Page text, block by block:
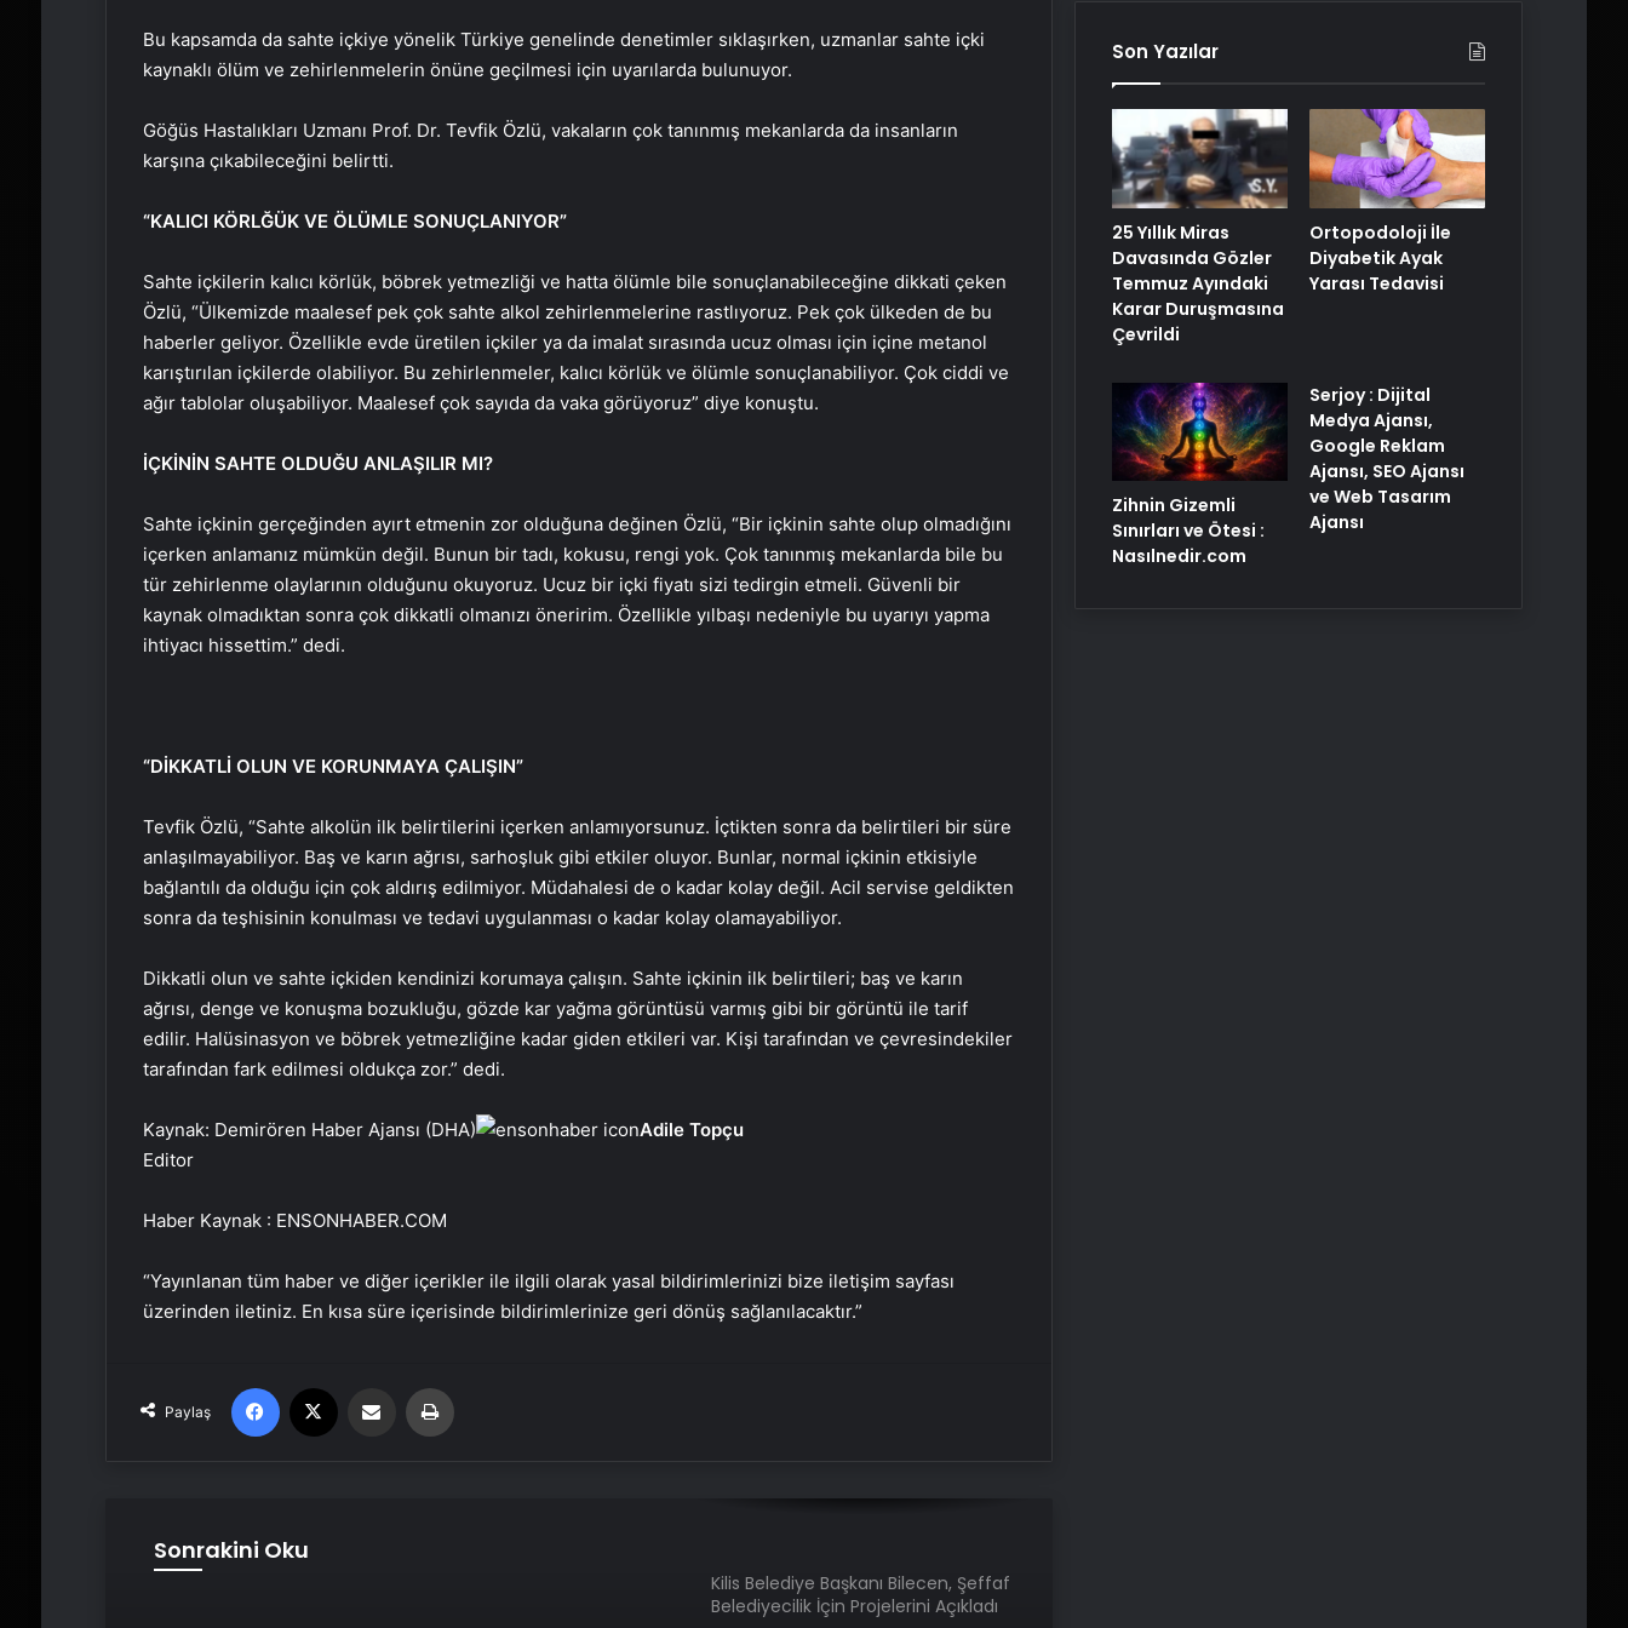
Bu kapsamda da sahte içkiye yönelik Türkiye genelinde denetimler sıklaşırken, uzmanlar sahte içki
kaynaklı ölüm ve zehirlenmelerin önüne geçilmesi için uyarılarda bulunuyor.
Göğüs Hastalıkları Uzmanı Prof. Dr. Tevfik Özlü, vakaların çok tanınmış mekanlarda da insanların
karşına çıkabileceğini belirtti.
“KALICI KÖRLĞÜK VE ÖLÜMLE SONUÇLANIYOR”
Sahte içkilerin kalıcı körlük, böbrek yetmezliği ve hatta ölümle bile sonuçlanabileceğine dikkati çeken
Özlü, “Ülkemizde maalesef pek çok sahte alkol zehirlenmelerine rastlıyoruz. Pek çok ülkeden de bu
haberler geliyor. Özellikle evde üretilen içkiler ya da imalat sırasında ucuz olması için içine metanol
karıştırılan içkilerde olabiliyor. Bu zehirlenmeler, kalıcı körlük ve ölümle sonuçlanabiliyor. Çok ciddi ve
ağır tablolar oluşabiliyor. Maalesef çok sayıda da vaka görüyoruz” diye konuştu.
İÇKİNİN SAHTE OLDUĞU ANLAŞILIR MI?
Sahte içkinin gerçeğinden ayırt etmenin zor olduğuna değinen Özlü, “Bir içkinin sahte olup olmadığını
içerken anlamanız mümkün değil. Bunun bir tadı, kokusu, rengi yok. Çok tanınmış mekanlarda bile bu
tür zehirlenme olaylarının olduğunu okuyoruz. Ucuz bir içki fiyatı sizi tedirgin etmeli. Güvenli bir
kaynak olmadıktan sonra çok dikkatli olmanızı öneririm. Özellikle yılbaşı nedeniyle bu uyarıyı yapma
ihtiyacı hissettim.” dedi.
“DİKKATLİ OLUN VE KORUNMAYA ÇALIŞIN”
Tevfik Özlü, “Sahte alkolün ilk belirtilerini içerken anlamıyorsunuz. İçtikten sonra da belirtileri bir süre
anlaşılmayabiliyor. Baş ve karın ağrısı, sarhoşluk gibi etkiler oluyor. Bunlar, normal içkinin etkisiyle
bağlantılı da olduğu için çok aldırış edilmiyor. Müdahalesi de o kadar kolay değil. Acil servise geldikten
sonra da teşhisinin konulması ve tedavi uygulanması o kadar kolay olamayabiliyor.
Dikkatli olun ve sahte içkiden kendinizi korumaya çalışın. Sahte içkinin ilk belirtileri; baş ve karın
ağrısı, denge ve konuşma bozukluğu, gözde kar yağma görüntüsü varmış gibi bir görüntü ile tarif
edilir. Halüsinasyon ve böbrek yetmezliğine kadar giden etkileri var. Kişi tarafından ve çevresindekiler
tarafından fark edilmesi oldukça zor.” dedi.
Kaynak: Demirören Haber Ajansı (DHA)
Adile Topçu
Editor
Haber Kaynak : ENSONHABER.COM
“Yayınlanan tüm haber ve diğer içerikler ile ilgili olarak yasal bildirimlerinizi bize iletişim sayfası
üzerinden iletiniz. En kısa süre içerisinde bildirimlerinize geri dönüş sağlanılacaktır.”
Paylaş
Facebook Email'den paylaş
Sonrakini Oku
8 aylık hamile eşini başından
vurarak katletti
Kilis Belediye Başkanı Bilecen, Şeffaf
Grip mevsimi uzadı
Son Yazılar
25 Yıllık Miras
Davasında Gözler
Temmuz Ayındaki
Karar Duruşmasına
Çevrildi
Ortopodoloji İle
Diyabetik Ayak
Yarası Tedavisi
Zihnin Gizemli
Sınırları ve Ötesi :
Nasılnedir.com
Serjoy : Dijital
Medya Ajansı,
Google Reklam
Ajansı, SEO Ajansı
ve Web Tasarım
Ajansı